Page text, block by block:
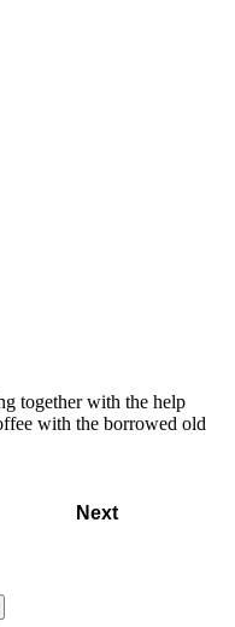
together with the help
with the borrowed old
Next